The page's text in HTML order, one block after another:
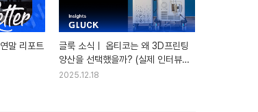
말 리포트
글룩 소식ㅣ 옵티코는 왜 3D프린팅
양산을 선택했을까? (실제 인터뷰
공개)
2025.12.18